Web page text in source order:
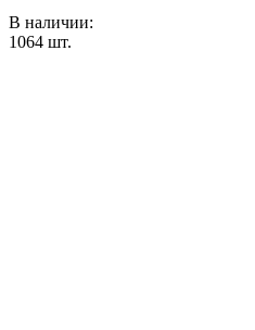
В наличии:
1064 шт.